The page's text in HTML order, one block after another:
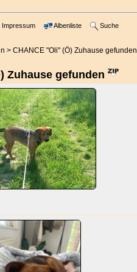
Impressum Albenliste Suche
> CHANCE "Oli" (Ö) Zuhause gefunden
Zuhause gefunden